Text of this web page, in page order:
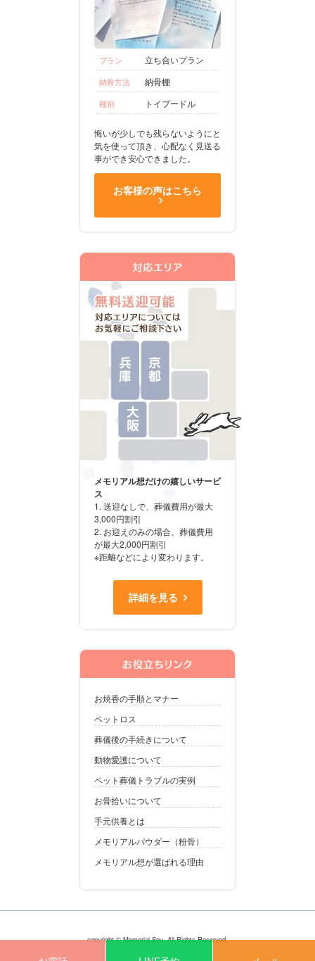
プラン 立ち合いプラン
納骨方法 納骨棚
種別 トイプードル
悔いが少しでも残らないようにと
気を使って頂き、心配なく見送る
事ができ安心できました。
お客様の声はこちら
メモリアル想だけの嬉しいサービ
ス
1. 送迎なしで、葬儀費用が最大
3,000円割引
2. お迎えのみの場合、葬儀費用
が最大2,000円割引
※距離などにより変わります。
詳細を見る
お焼香の手順とマナー
ペットロス
葬儀後の手続きについて
動物愛護について
ペット葬儀トラブルの実例
お骨拾いについて
手元供養とは
メモリアルパウダー（粉骨）
メモリアル想が選ばれる理由
copyright © Memorial Sou. All Rights Reserved.